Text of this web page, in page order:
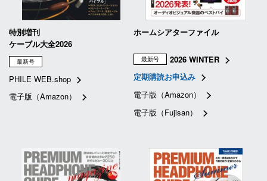
特別増刊
ケーブル大全2026
最新号
PHILE WEB.shop
電子版（Amazon）
ホームシアターファイル
最新号
2026 WINTER
定期購読お申込み
電子版（Amazon）
電子版（Fujisan）